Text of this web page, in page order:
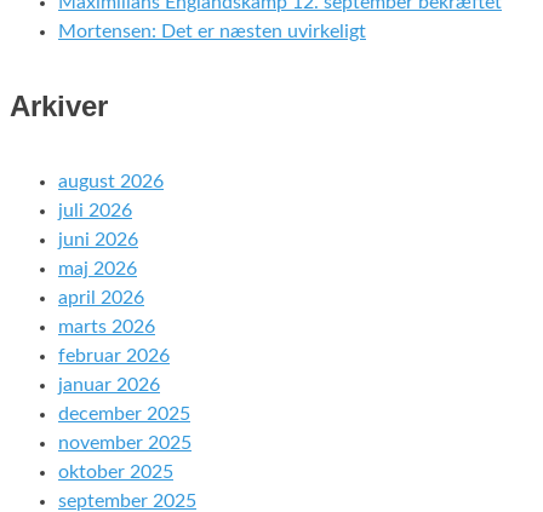
Mortensen: Det er næsten uvirkeligt
Arkiver
august 2026
juli 2026
juni 2026
maj 2026
april 2026
marts 2026
februar 2026
januar 2026
december 2025
november 2025
oktober 2025
september 2025